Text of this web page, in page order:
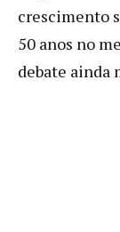
crescimento
50 anos no
debate ainda